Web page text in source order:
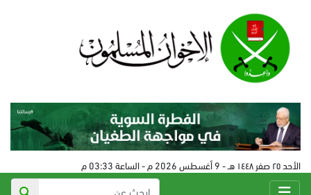
الأحد ٢٥ صفر ١٤٤٨ هـ - 9 أغسطس 2026 م - الساعة 03:33 م